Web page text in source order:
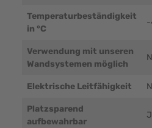
Temperaturbeständigkeit
in °C
-
Verwendung mit unseren
Wandsystemen möglich
Elektrische Leitfähigkeit
Platzsparend
aufbewahrbar